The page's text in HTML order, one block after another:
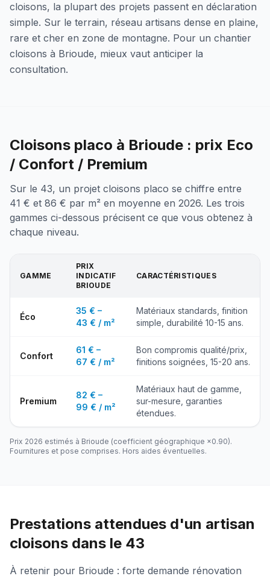
cloisons, la plupart des projets passent en déclaration
simple. Sur le terrain, réseau artisans dense en plaine,
rare et cher en zone de montagne. Pour un chantier
cloisons à Brioude, mieux vaut anticiper la
consultation.
Cloisons placo à Brioude : prix Eco
/ Confort / Premium
Sur le 43, un projet cloisons placo se chiffre entre
41 € et 86 € par m² en moyenne en 2026. Les trois
gammes ci-dessous précisent ce que vous obtenez à
chaque niveau.
GAMME
PRIX
INDICATIF
BRIOUDE
CARACTÉRISTIQUES
Éco
35 € –
43 € / m²
Matériaux standards, finition
simple, durabilité 10-15 ans.
Confort
61 € –
67 € / m²
Bon compromis qualité/prix,
finitions soignées, 15-20 ans.
Premium
82 € –
99 € / m²
Matériaux haut de gamme,
sur-mesure, garanties
étendues.
Prix 2026 estimés à Brioude (coefficient géographique ×0.90).
Fournitures et pose comprises. Hors aides éventuelles.
Prestations attendues d'un artisan
cloisons dans le 43
À retenir pour Brioude : forte demande rénovation